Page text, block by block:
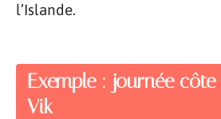
l’Islande.
Exemple : journée
Vik